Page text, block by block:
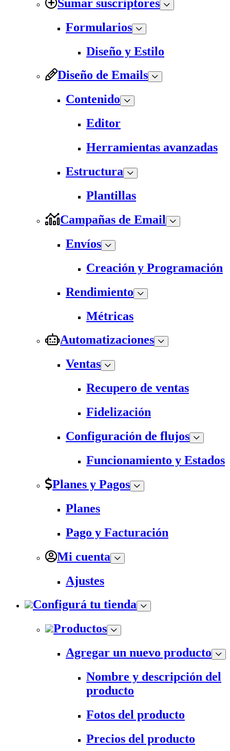
Sumar suscriptores
Formularios
Diseño y Estilo
Diseño de Emails
Contenido
Editor
Herramientas avanzadas
Estructura
Plantillas
Campañas de Email
Envíos
Creación y Programación
Rendimiento
Métricas
Automatizaciones
Ventas
Recupero de ventas
Fidelización
Configuración de flujos
Funcionamiento y Estados
Planes y Pagos
Planes
Pago y Facturación
Mi cuenta
Ajustes
Configurá tu tienda
Productos
Agregar un nuevo producto
Nombre y descripción del
producto
Fotos del producto
Precios del producto